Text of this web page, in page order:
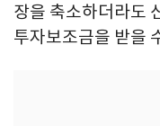
장을 축소하더라도
투자보조금을 받을